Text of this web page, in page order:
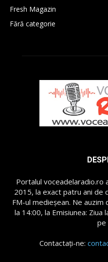
Fresh Magazin
Fără categorie
Portalul
2015, la exact patru ani de
FM-ul medieșean. Ne auzim
la 14:00, la Emisiunea: Ziua
pe
Contactați-ne: